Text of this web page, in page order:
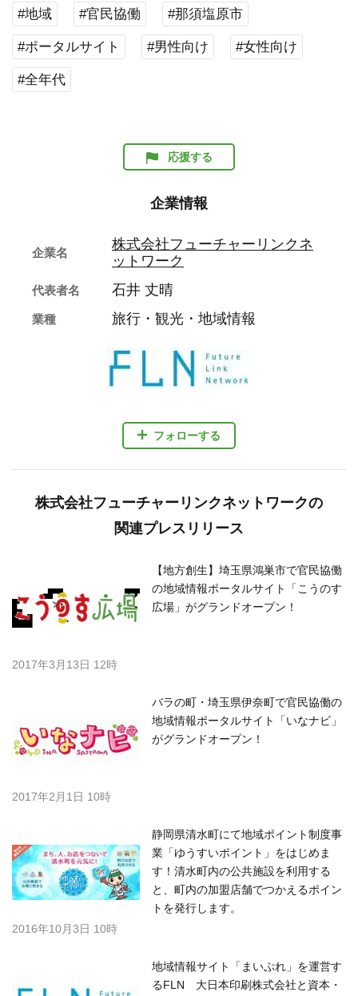
#地域 #官民協働 #那須塩原市
#ポータルサイト #男性向け #女性向け
#全年代
応援する
企業情報
フォローする
企業名
株式会社フューチャーリンクネ
ットワーク
代表者名 石井 丈晴
業種 旅行・観光・地域情報
株式会社フューチャーリンクネットワークの
関連プレスリリース
【地方創生】埼玉県鴻巣市で官民協働
の地域情報ポータルサイト「こうのす
広場」がグランドオープン！
2017年3月13日 12時
バラの町・埼玉県伊奈町で官民協働の
地域情報ポータルサイト「いなナビ」
がグランドオープン！
2017年2月1日 10時
静岡県清水町にて地域ポイント制度事
業「ゆうすいポイント」をはじめま
す！清水町内の公共施設を利用する
と、町内の加盟店舗でつかえるポイン
トを発行します。
2016年10月3日 10時
地域情報サイト「まいぷれ」を運営す
るFLN 大日本印刷株式会社と資本・